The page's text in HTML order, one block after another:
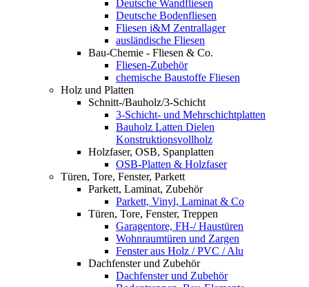
Deutsche Wandfliesen
Deutsche Bodenfliesen
Fliesen i&M Zentrallager
ausländische Fliesen
Bau-Chemie - Fliesen & Co.
Fliesen-Zubehör
chemische Baustoffe Fliesen
Holz und Platten
Schnitt-/Bauholz/3-Schicht
3-Schicht- und Mehrschichtplatten
Bauholz Latten Dielen
Konstruktionsvollholz
Holzfaser, OSB, Spanplatten
OSB-Platten & Holzfaser
Türen, Tore, Fenster, Parkett
Parkett, Laminat, Zubehör
Parkett, Vinyl, Laminat & Co
Türen, Tore, Fenster, Treppen
Garagentore, FH-/ Haustüren
Wohnraumtüren und Zargen
Fenster aus Holz / PVC / Alu
Dachfenster und Zubehör
Dachfenster und Zubehör